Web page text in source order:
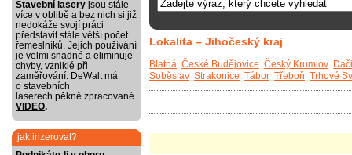
Stavební lasery jsou stále
více v oblibě a bez nich si již
nedokáže svojí práci
představit stále větší počet
řemeslníků. Jejich používání
je velmi snadné a eliminuje
chyby, vzniklé při
zaměřování. DeWalt má
o stavebních
laserech pěkně zpracované
VIDEO.
jak inzerovat?
Lokalita – Jihočeský kraj
Blatná České Budějovice Český Krumlov
Soběslav Strakonice Tábor Třeboň Trhové